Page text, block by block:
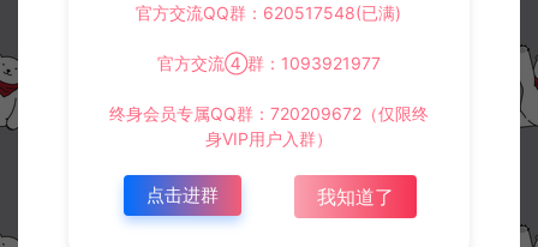
©版权免责声明
若您需要商业运营或用于其他商业活动，请您购买正版授权并合法
如果本站有侵犯、不妥之处的资源，请在网站右边客服联系我们。
业用途，请大家不要用于商用！
侵权联系邮箱：32838727@qq.com
官方交流QQ群：620517548(已满)
官方交流④群：1093921977
终身会员专属QQ群：720209672（仅限终
身VIP用户入群）
点击进群 我知道了